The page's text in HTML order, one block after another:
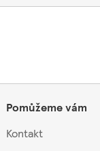
Pomůžeme vám
Kontakt